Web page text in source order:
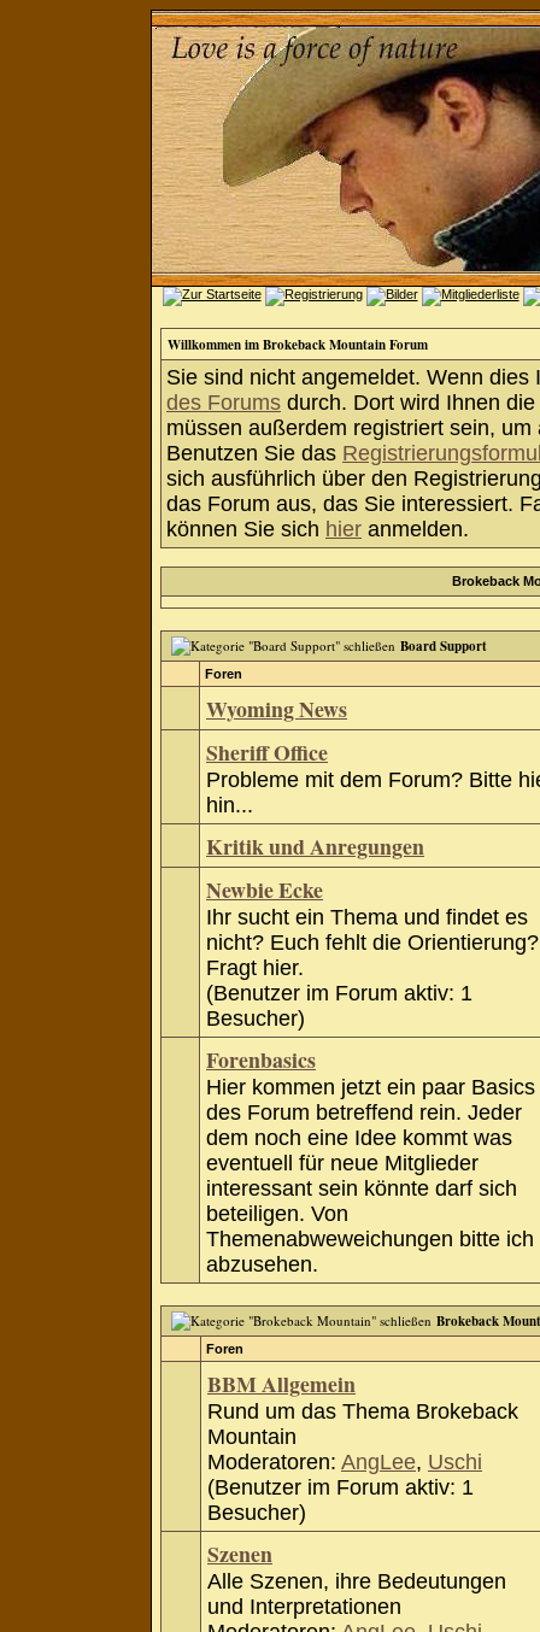
Willkommen im Brokeback Mountain Forum
Sie sind nicht angemeldet. Wenn
des Forums durch. Dort wird Ihnen
müssen außerdem registriert sein,
Benutzen Sie das
sich ausführlich über den
das Forum aus, das Sie interessiert.
können Sie sich hier anmelden.
Brokeback
Board Support
Foren
Wyoming News
Sheriff Office
Probleme mit dem Forum? Bitte
hin...
Kritik und Anregungen
Newbie Ecke
Ihr sucht ein Thema und findet es
nicht? Euch fehlt die Orientierung?
Fragt hier.
(Benutzer im Forum aktiv: 1
Besucher)
Forenbasics
Hier kommen jetzt ein paar Basics
des Forum betreffend rein. Jeder
dem noch eine Idee kommt was
eventuell für neue Mitglieder
interessant sein könnte darf sich
beteiligen. Von
Themenabweweichungen bitte ich
abzusehen.
Brokeback
Foren
BBM Allgemein
Rund um das Thema Brokeback
Mountain
Moderatoren: AngLee, Uschi
(Benutzer im Forum aktiv: 1
Besucher)
Szenen
Alle Szenen, ihre Bedeutungen
und Interpretationen